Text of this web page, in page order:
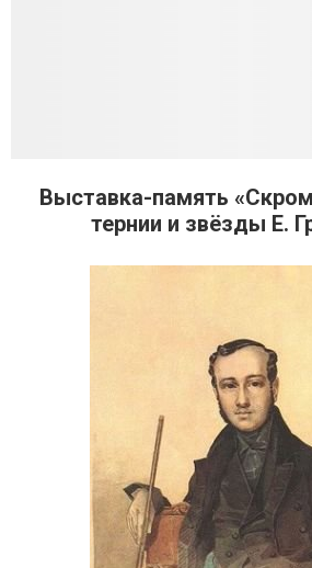
Выставка-память
тернии и звёзды Е.